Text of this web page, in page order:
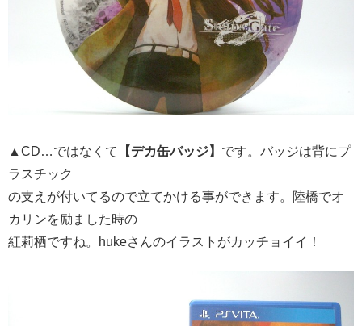
▲CD…ではなくて 【デカ缶バッジ】 です。バッジは背にプ
ラスチック
の支えが付いてるので立てかける事ができます。陸橋でオ
カリンを励ました時の
紅莉栖ですね。hukeさんのイラストがカッチョイイ！